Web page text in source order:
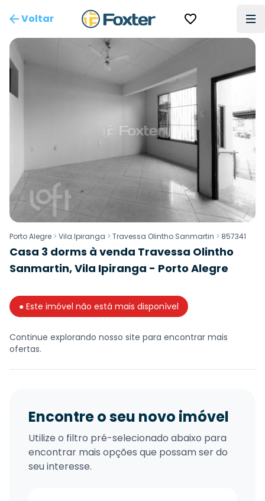
Voltar
Porto Alegre > Vila Ipiranga > Travessa Olintho Sanmartin > 857341
Casa 3 dorms à venda Travessa Olintho
Sanmartin, Vila Ipiranga - Porto Alegre
● Este imóvel não está mais disponível
Continue explorando nosso site para encontrar mais
ofertas.
Encontre o seu novo imóvel
Utilize o filtro pré-selecionado abaixo para
encontrar mais opções que possam ser do
seu interesse.